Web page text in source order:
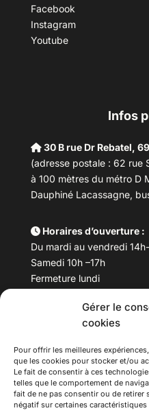
Gérer le
cookies
Pour offrir les meilleures
que les cookies pour stocker et/ou
Le fait de consentir à ces
telles que le comportement de
fait de ne pas consentir ou de
négatif sur certaines
Facebook
Instagram
Youtube
Infos
30 B rue Dr Rebatel,
(adresse postale : 62 rue
à 100 mètres du métro D
Dauphiné Lacassagne,
Horaires d’ouverture :
Du mardi au vendredi
Samedi 10h –17h
Fermeture lundi
Téléphone : 04 78 53